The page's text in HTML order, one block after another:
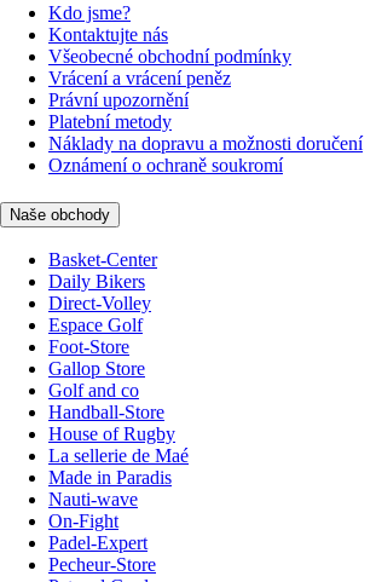
Kdo jsme?
Kontaktujte nás
Všeobecné obchodní podmínky
Vrácení a vrácení peněz
Právní upozornění
Platební metody
Náklady na dopravu a možnosti doručení
Oznámení o ochraně soukromí
Naše obchody
Basket-Center
Daily Bikers
Direct-Volley
Espace Golf
Foot-Store
Gallop Store
Golf and co
Handball-Store
House of Rugby
La sellerie de Maé
Made in Paradis
Nauti-wave
On-Fight
Padel-Expert
Pecheur-Store